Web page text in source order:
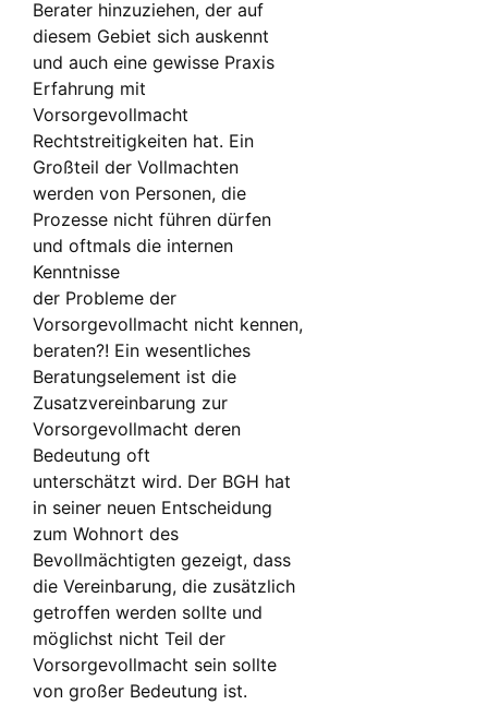
Berater hinzuziehen, der auf
diesem Gebiet sich auskennt
und auch eine gewisse Praxis
Erfahrung mit
Vorsorgevollmacht
Rechtstreitigkeiten hat. Ein
Großteil der Vollmachten
werden von Personen, die
Prozesse nicht führen dürfen
und oftmals die internen
Kenntnisse
der Probleme der
Vorsorgevollmacht nicht kennen,
beraten?! Ein wesentliches
Beratungselement ist die
Zusatzvereinbarung zur
Vorsorgevollmacht deren
Bedeutung oft
unterschätzt wird. Der BGH hat
in seiner neuen Entscheidung
zum Wohnort des
Bevollmächtigten gezeigt, dass
die Vereinbarung, die zusätzlich
getroffen werden sollte und
möglichst nicht Teil der
Vorsorgevollmacht sein sollte
von großer Bedeutung ist.